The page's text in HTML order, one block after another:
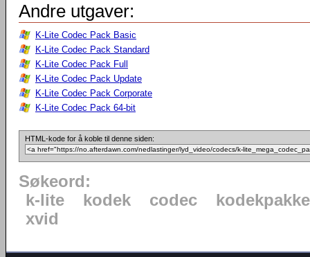
Andre utgaver:
K-Lite Codec Pack Basic
K-Lite Codec Pack Standard
K-Lite Codec Pack Full
K-Lite Codec Pack Update
K-Lite Codec Pack Corporate
K-Lite Codec Pack 64-bit
HTML-kode for å koble til denne siden:
Søkeord:
k-lite
kodek codec
kodekpakke
xvid